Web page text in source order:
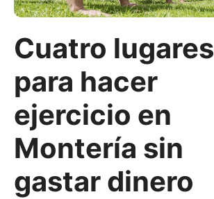
Cuatro lugares
para hacer
ejercicio en
Montería sin
gastar dinero